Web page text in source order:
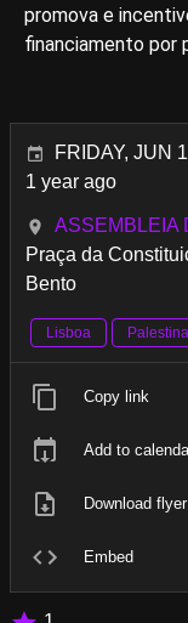
promova e
financiamento por
FRIDAY, JUN
1 year ago
ASSEMBLEIA
Praça da
Bento
Lisboa
Copy link
Add to
Download flyer
Embed